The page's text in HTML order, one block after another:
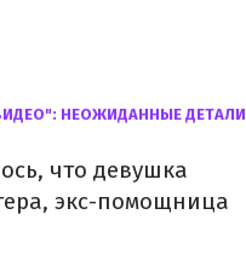
НЕОЖИДАННЫЕ ДЕТАЛИ
что девушка
экс-помощница